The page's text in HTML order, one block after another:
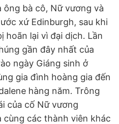
ông bà cô, Nữ vương và
xứ Edinburgh, sau khi
hoãn lại vì đại dịch. Lần
gần đây nhất của
ngày Giáng sinh ở
gia đình hoàng gia đến
hàng năm. Trông
của cố Nữ vương
cùng các thành viên khác